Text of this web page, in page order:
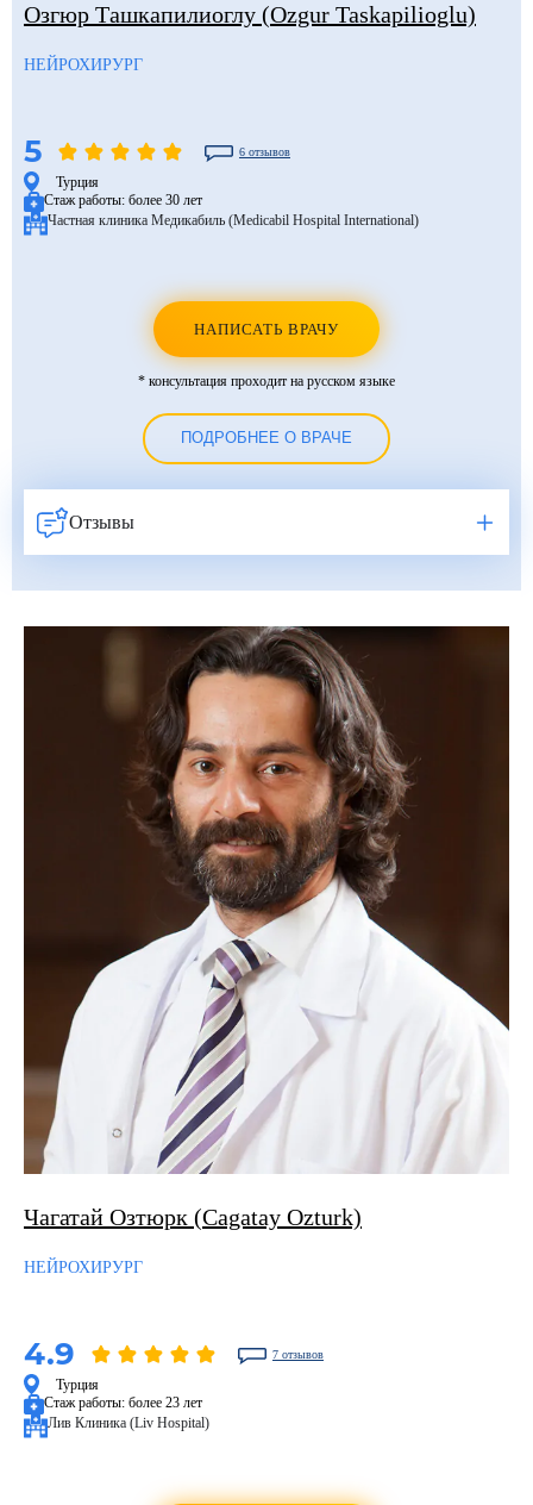
Озгюр Ташкапилиоглу (Ozgur Taskapilioglu)
НЕЙРОХИРУРГ
5 6 отзывов
Турция
Стаж работы: более 30 лет
Частная клиника Медикабиль (Medicabil Hospital International)
НАПИСАТЬ ВРАЧУ
* консультация проходит на русском языке
ПОДРОБНЕЕ О ВРАЧЕ
Отзывы
Чагатай Озтюрк (Cagatay Ozturk)
НЕЙРОХИРУРГ
4.9 7 отзывов
Турция
Стаж работы: более 23 лет
Лив Клиника (Liv Hospital)